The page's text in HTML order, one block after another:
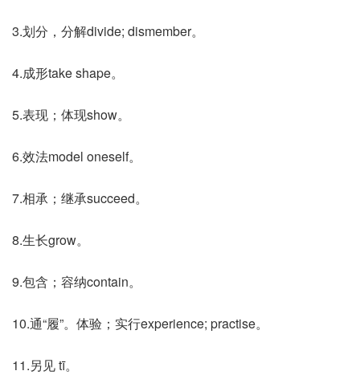
3.划分，分解divide; dismember。
4.成形take shape。
5.表现；体现show。
6.效法model oneself。
7.相承；继承succeed。
8.生长grow。
9.包含；容纳contain。
10.通“履”。体验；实行experience; practise。
11.另见 tī。